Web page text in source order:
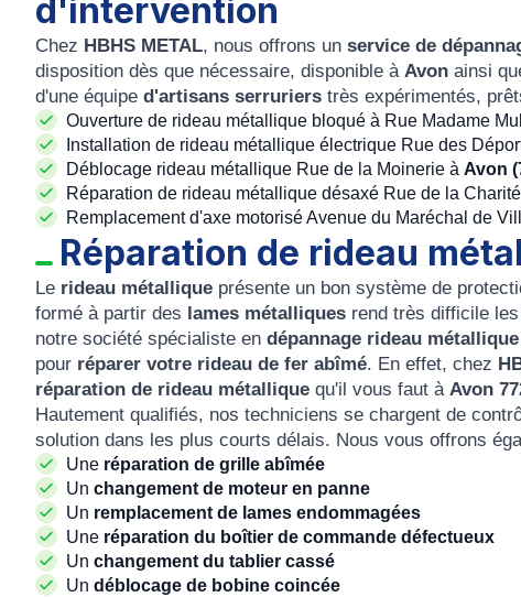
d'intervention
Chez HBHS METAL, nous offrons un service de
disposition dès que nécessaire, disponible à Avon ainsi
d'une équipe d'artisans serruriers très expérimentés,
Ouverture de rideau métallique bloqué à Rue Madame
Installation de rideau métallique électrique Rue des
Déblocage rideau métallique Rue de la Moinerie à Avon
Réparation de rideau métallique désaxé Rue de la
Remplacement d'axe motorisé Avenue du Maréchal de
Réparation de rideau
Le rideau métallique présente un bon système de
formé à partir des lames métalliques rend très difficile les
notre société spécialiste en dépannage rideau
pour réparer votre rideau de fer abîmé. En effet, chez
réparation de rideau métallique qu'il vous faut à Avon
Hautement qualifiés, nos techniciens se chargent de
solution dans les plus courts délais. Nous vous offrons
Une réparation de grille abîmée
Un changement de moteur en panne
Un remplacement de lames endommagées
Une réparation du boîtier de commande défectueux
Un changement du tablier cassé
Un déblocage de bobine coincée